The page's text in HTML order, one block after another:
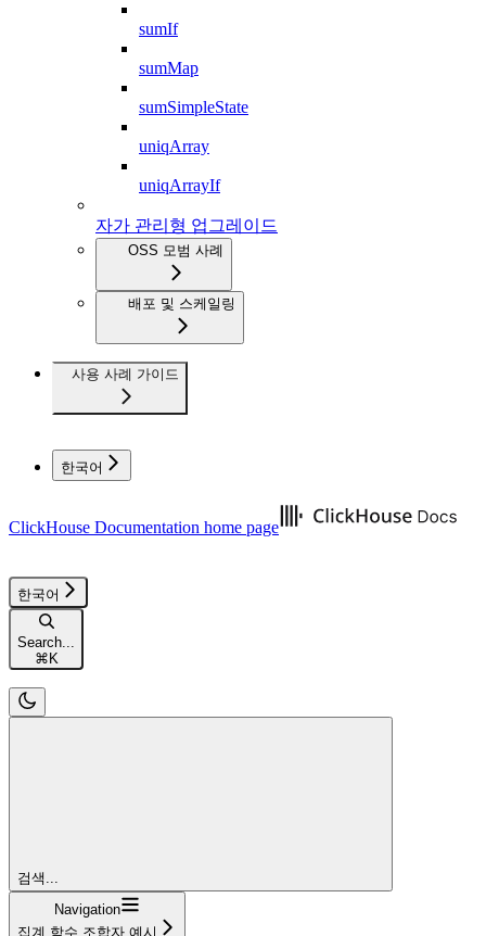
sumIf
sumMap
sumSimpleState
uniqArray
uniqArrayIf
자가 관리형 업그레이드
OSS 모범 사례
배포 및 스케일링
사용 사례 가이드
한국어
ClickHouse Documentation home page
한국어
Search...
⌘ K
검색...
Navigation
집계 함수 조합자 예시